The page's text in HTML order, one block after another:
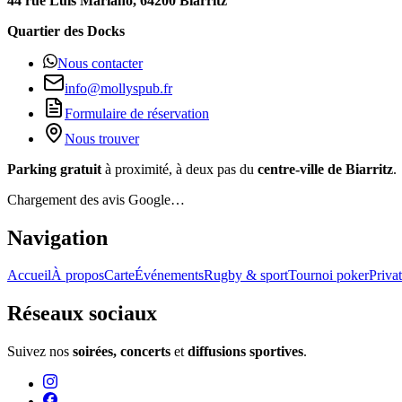
Quartier des Docks
Nous contacter
info@mollyspub.fr
Formulaire de réservation
Nous trouver
Parking gratuit à proximité, à deux pas du centre-ville de Biarritz.
Chargement des avis Google…
Navigation
AccueilÀ proposCarteÉvénementsRugby & sportTournoi poker
Réseaux sociaux
Suivez nos soirées, concerts et diffusions sportives.